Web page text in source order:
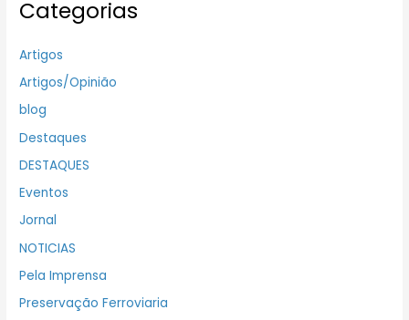
Categorias
Artigos
Artigos/Opinião
blog
Destaques
DESTAQUES
Eventos
Jornal
NOTICIAS
Pela Imprensa
Preservação Ferroviaria